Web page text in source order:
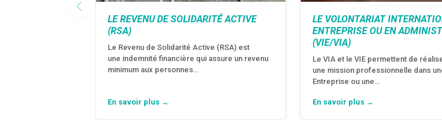
LE REVENU DE SOLIDARITÉ ACTIVE
(RSA)
Le Revenu de Solidarité Active (RSA) est
une indemnité financière qui assure un revenu
minimum aux personnes…
En savoir plus →
LE VOLONTARIAT
ENTREPRISE OU EN
(VIE/VIA)
Le VIA et le VIE permettent de
une mission professionnelle dans
Entreprise ou une…
En savoir plus →